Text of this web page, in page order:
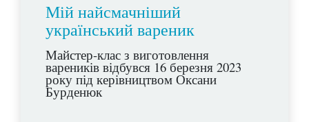
Мій найсмачніший
український вареник
Майстер-клас з виготовлення
вареників відбувся 16 березня 2023
року під керівництвом Оксани
Бурденюк